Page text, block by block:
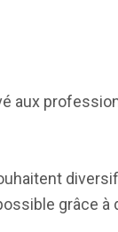
aux
grâce à